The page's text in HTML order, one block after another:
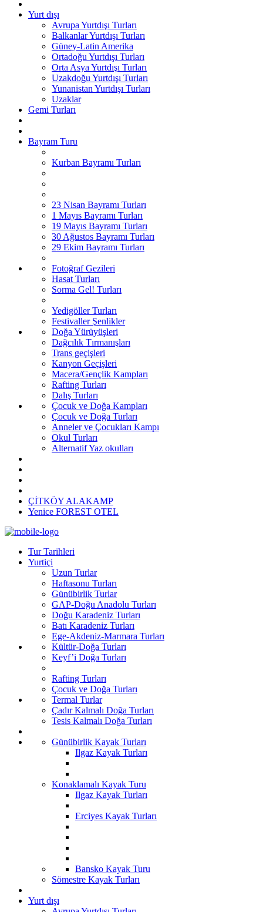
Yurt dışı
Avrupa Yurtdışı Turları
Balkanlar Yurtdışı Turları
Güney-Latin Amerika
Ortadoğu Yurtdışı Turları
Orta Asya Yurtdışı Turları
Uzakdoğu Yurtdışı Turları
Yunanistan Yurtdışı Turları
Uzaklar
Gemi Turları
Bayram Turu
Kurban Bayramı Turları
23 Nisan Bayramı Turları
1 Mayıs Bayramı Turları
19 Mayıs Bayramı Turları
30 Ağustos Bayramı Turları
29 Ekim Bayramı Turları
Fotoğraf Gezileri
Hasat Turları
Sorma Gel! Turları
Yedigöller Turları
Festivaller Şenlikler
Doğa Yürüyüşleri
Dağcılık Tırmanışları
Trans geçişleri
Kanyon Geçişleri
Macera/Gençlik Kampları
Rafting Turları
Dalış Turları
Çocuk ve Doğa Kampları
Çocuk ve Doğa Turları
Anneler ve Çocukları Kampı
Okul Turları
Alternatif Yaz okulları
ÇİTKÖY ALAKAMP
Yenice FOREST OTEL
Tur Tarihleri
Yurtiçi
Uzun Turlar
Haftasonu Turları
Günübirlik Turlar
GAP-Doğu Anadolu Turları
Doğu Karadeniz Turları
Batı Karadeniz Turları
Ege-Akdeniz-Marmara Turları
Kültür-Doğa Turları
Keyf’i Doğa Turları
Rafting Turları
Çocuk ve Doğa Turları
Termal Turlar
Çadır Kalmalı Doğa Turları
Tesis Kalmalı Doğa Turları
Günübirlik Kayak Turları
Ilgaz Kayak Turları
Konaklamalı Kayak Turu
Ilgaz Kayak Turları
Erciyes Kayak Turları
Bansko Kayak Turu
Sömestre Kayak Turları
Yurt dışı